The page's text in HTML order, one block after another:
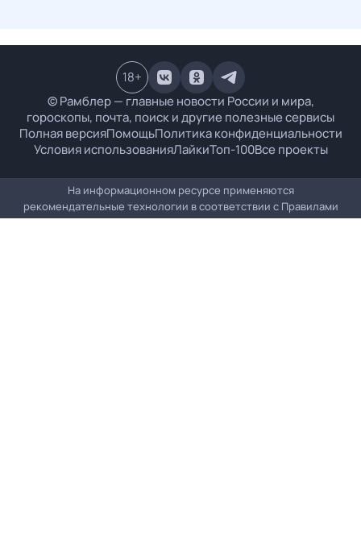
© Рамблер — главные новости России и мира,
гороскопы, почта, поиск и другие полезные сервисы
Полная версияПомощьПолитика конфиденциальности
Условия использованияЛайкиТоп-100Все проекты
18+
На информационном ресурсе применяются
рекомендательные технологии в соответствии с Правилами